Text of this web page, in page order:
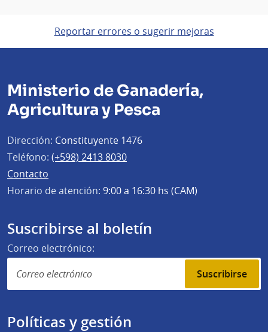
Reportar errores o sugerir mejoras
Ministerio de Ganadería,
Agricultura y Pesca
Dirección: Constituyente 1476
Teléfono: (+598) 2413 8030
Contacto
Horario de atención: 9:00 a 16:30 hs (CAM)
Suscribirse al boletín
Correo electrónico:
Suscribirse
Políticas y gestión